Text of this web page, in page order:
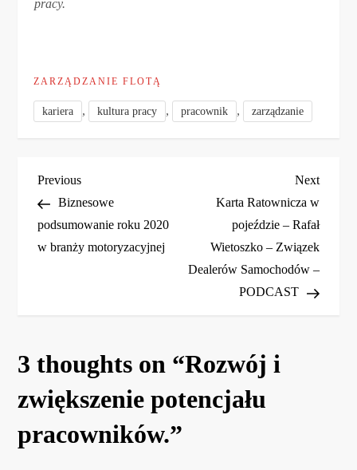
pracy.
ZARZĄDZANIE FLOTĄ
kariera , kultura pracy , pracownik , zarządzanie
N
a
a
c
j
Previous
Post
Previous
Biznesowe
podsumowanie roku 2020
w branży motoryzacyjnej
Next
Post
Next
Karta Ratownicza w
pojeździe – Rafał
Wietoszko – Związek
Dealerów Samochodów –
PODCAST
3 thoughts on “Rozwój i
zwiększenie potencjału
pracowników.”